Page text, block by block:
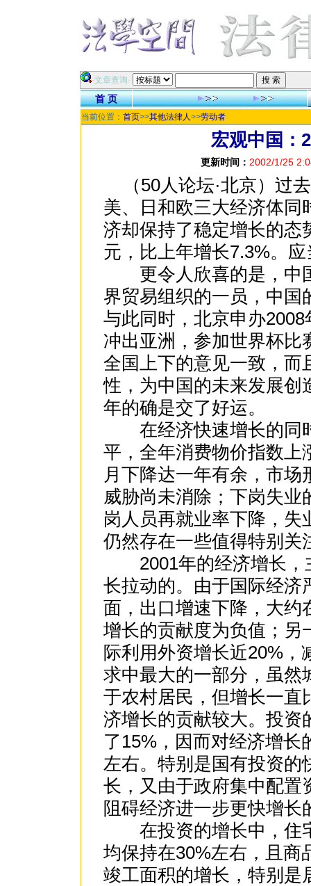
·文章查询·
首 页
当前位置： 首页>>其他法律人>>劳动者
宏观中国：
更新时间： 2002/1/25
（50人论坛·北京）过
美、日和欧三大经济体同
济却保持了稳定增长的态
元，比上年增长7.3%。
更令人欣喜的是，中
界贸易组织的一员，中国
与此同时，北京申办
冲出亚洲，参加世界杯比
全国上下的意见一致，而
性，为中国的未来发展创
年的确是交了好运。
在经济快速增长的同
平，全年消费物价指数上
月下降达一年有余，市
威胁尚未消除；下岗失
岗人员再就业率下降，
仍然存在一些值得特别关
2001年的经济增长，
长拉动的。由于国际经济
面，出口增速下降，大约
增长的贡献度为负值；另
际利用外资增长近20%
求中最大的一部分，虽然
于农村居民，但增长一直
济增长的贡献较大。投资
了15%，因而对经济增长
左右。特别是国有投资的
长，又由于政府集中配置
阻碍经济进一步更快增长
在投资的增长中，住
均保持在30%左右，且商
竣工面积的增长，特别是